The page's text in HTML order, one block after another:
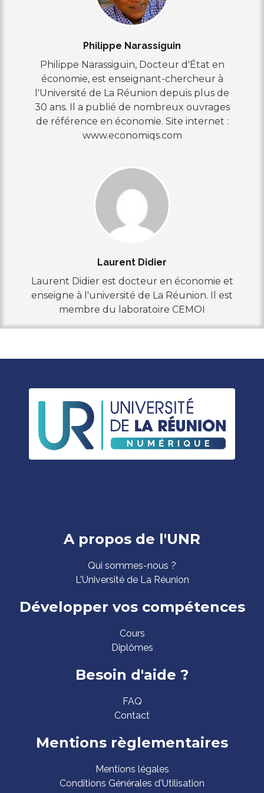
Philippe Narassiguin
Philippe Narassiguin, Docteur d'État en
économie, est enseignant-chercheur à
l'Université de La Réunion depuis plus de
30 ans. Il a publié de nombreux ouvrages
de référence en économie. Site internet :
www.economiqs.com
Laurent Didier
Laurent Didier est docteur en économie et
enseigne à l'université de La Réunion. Il est
membre du laboratoire CEMOI
A propos de l'UNR
Qui sommes-nous ?
L'Université de La Réunion
Développer vos compétences
Cours
Diplômes
Besoin d'aide ?
FAQ
Contact
Mentions règlementaires
Mentions légales
Conditions Générales d'Utilisation